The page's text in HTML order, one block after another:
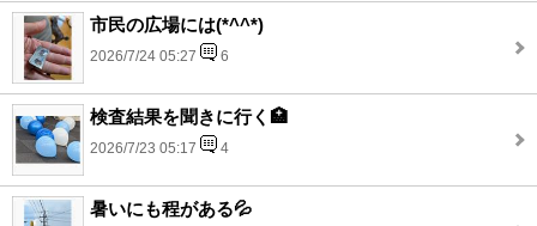
市民の広場には(*^^*)
2026/7/24 05:27 6
検査結果を聞きに行く🏥
2026/7/23 05:17 4
暑いにも程がある💦